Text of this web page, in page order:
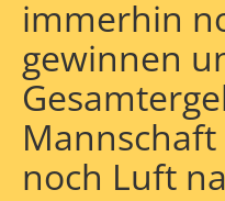
immerhin
gewinnen
noch Luft